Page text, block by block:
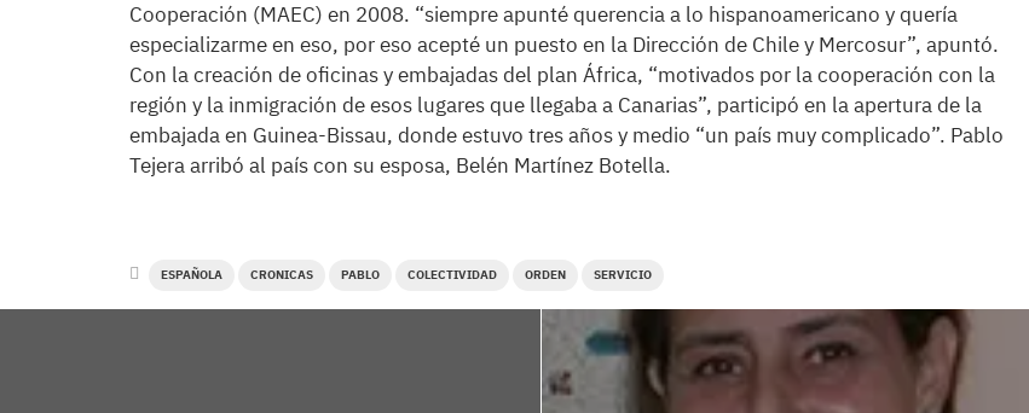
Cooperación (MAEC) en 2008. “siempre apunté querencia a lo hispanoamericano y quería
especializarme en eso, por eso acepté un puesto en la Dirección de Chile y Mercosur”, apuntó.
Con la creación de oficinas y embajadas del plan África, “motivados por la cooperación con la
región y la inmigración de esos lugares que llegaba a Canarias”, participó en la apertura de la
embajada en Guinea-Bissau, donde estuvo tres años y medio “un país muy complicado”. Pablo
Tejera arribó al país con su esposa, Belén Martínez Botella.
ESPAÑOLA CRONICAS PABLO COLECTIVIDAD ORDEN SERVICIO